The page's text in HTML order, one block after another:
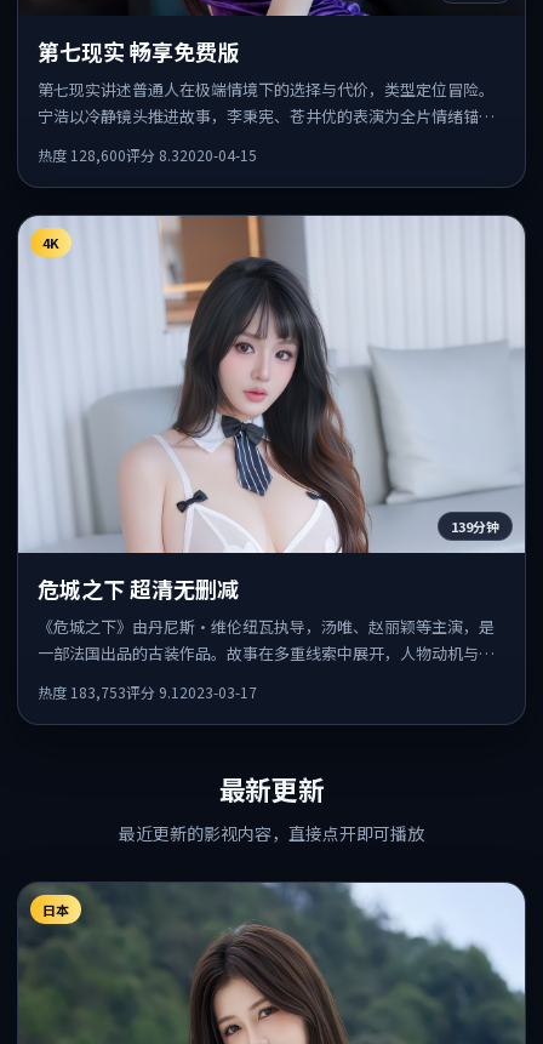
第七现实 畅享免费版
第七现实讲述普通人在极端情境下的选择与代价，类型定位冒险。
宁浩以冷静镜头推进故事，李秉宪、苍井优的表演为全片情绪锚
热度 128,600评分 8.32020-04-15
4K
139分钟
危城之下 超清无删减
《危城之下》由丹尼斯·维伦纽瓦执导，汤唯、赵丽颖等主演，是
一部法国出品的古装作品。故事在多重线索中展开，人物动机与情
热度 183,753评分 9.1 2023-03-17
最新更新
最近更新的影视内容，直接点开即可播放
日本